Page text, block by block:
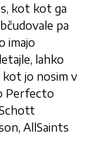
kot kot ga
pa
imajo
lahko
kot jo nosim v
Perfecto
AllSaints